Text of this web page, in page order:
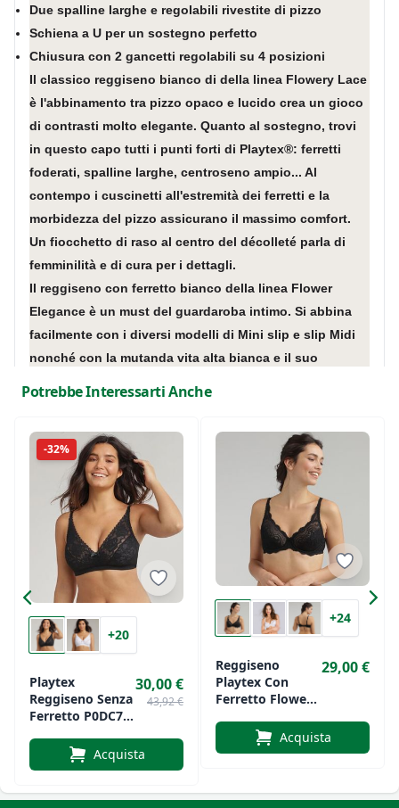
Due spalline larghe e regolabili rivestite di pizzo
Schiena a U per un sostegno perfetto
Chiusura con 2 gancetti regolabili su 4 posizioni
Il classico reggiseno bianco di della linea Flowery Lace
è l'abbinamento tra pizzo opaco e lucido crea un gioco
di contrasti molto elegante. Quanto al sostegno, trovi
in questo capo tutti i punti forti di Playtex®: ferretti
foderati, spalline larghe, centroseno ampio... Al
contempo i cuscinetti all'estremità dei ferretti e la
morbidezza del pizzo assicurano il massimo comfort.
Un fiocchetto di raso al centro del décolleté parla di
femminilità e di cura per i dettagli.
Il reggiseno con ferretto bianco della linea Flower
Elegance è un must del guardaroba intimo. Si abbina
facilmente con i diversi modelli di Mini slip e slip Midi
nonché con la mutanda vita alta bianca e il suo
Potrebbe Interessarti Anche
-32%
+20
Playtex
Reggiseno Senza
Ferretto P0DC7
30,00 €
43,92 €
Acquista
+24
Reggiseno
Playtex Con
Ferretto Flower
Art.5832
29,00 €
Acquista